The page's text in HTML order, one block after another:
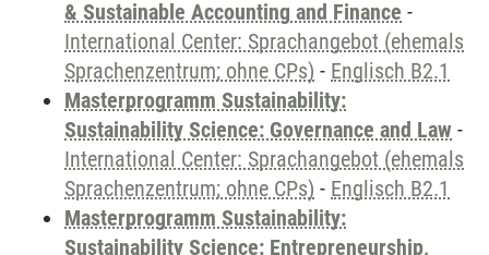
& Sustainable Accounting and Finance -
International Center: Sprachangebot (ehemals
Sprachenzentrum; ohne CPs) - Englisch B2.1
Masterprogramm Sustainability:
Sustainability Science: Governance and Law -
International Center: Sprachangebot (ehemals
Sprachenzentrum; ohne CPs) - Englisch B2.1
Masterprogramm Sustainability:
Sustainability Science: Entrepreneurship,